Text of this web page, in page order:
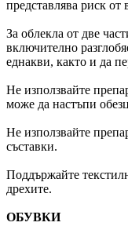
представлява риск от
За облекла от две
включително
еднакви, както и да
Не използвайте
може да настъпи
Не използвайте
съставки.
Поддържайте
дрехите.
ОБУВКИ